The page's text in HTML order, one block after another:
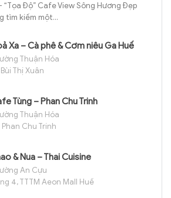
“Tọa Độ” Cafe View Sông Hương Đẹp
tìm kiếm một...
Xa – Cà phê & Cơm niêu Ga Huế
Thuận Hóa
Thị Xuân
Tùng – Phan Chu Trinh
Thuận Hóa
Phan Chu Trinh
& Nua – Thai Cuisine
An Cựu
4, TTTM Aeon Mall Huế